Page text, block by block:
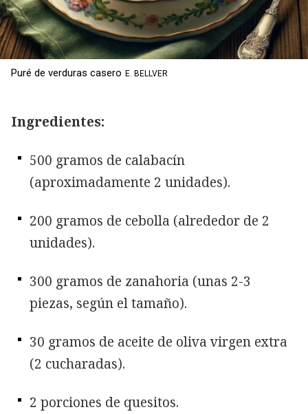
Puré de verduras casero E. BELLVER
Ingredientes:
500 gramos de calabacín
(aproximadamente 2 unidades).
200 gramos de cebolla (alrededor de 2
unidades).
300 gramos de zanahoria (unas 2-3
piezas, según el tamaño).
30 gramos de aceite de oliva virgen extra
(2 cucharadas).
2 porciones de quesitos.